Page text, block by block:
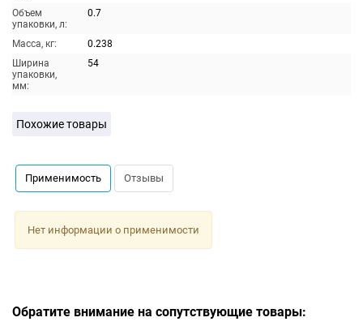
Объем
упаковки, л:
0.7
Масса, кг:
0.238
Ширина
упаковки,
мм:
54
Похожие товары
Применимость Отзывы
Нет информации о применимости
Обратите внимание на сопутствующие товары: